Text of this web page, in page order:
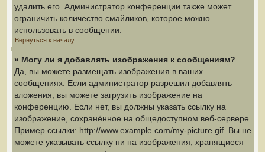
удалить его. Администратор конференции также может
ограничить количество смайликов, которое можно
использовать в сообщении.
Вернуться к началу
» Могу ли я добавлять изображения к сообщениям?
Да, вы можете размещать изображения в ваших
сообщениях. Если администратор разрешил добавлять
вложения, вы можете загрузить изображение на
конференцию. Если нет, вы должны указать ссылку на
изображение, сохранённое на общедоступном веб-сервере.
Пример ссылки: http://www.example.com/my-picture.gif. Вы не
можете указывать ссылку ни на изображения, хранящиеся